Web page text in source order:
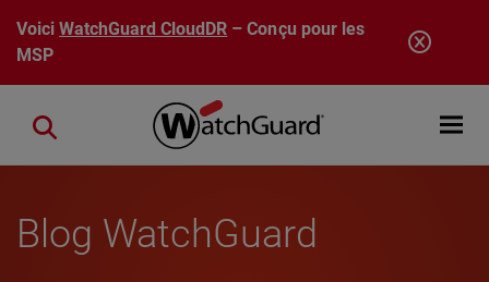
Aller au contenu principal
VoiciWatchGuard CloudDR – Conçu pour les
MSP
Open
Close search
Blog WatchGuard